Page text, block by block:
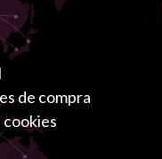
de compra
cookies